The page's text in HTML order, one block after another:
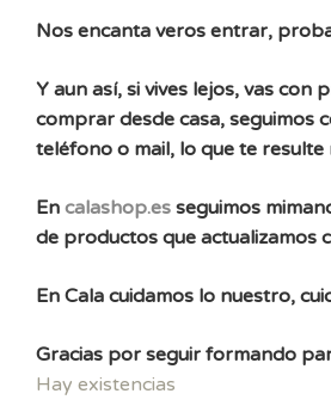
Nos encanta veros entrar,
Y aun así, si vives lejos, vas con
comprar desde casa, seguimos
teléfono o mail, lo que te resulte
En calashop.es seguimos
de productos que actualizamos
En Cala cuidamos lo nuestro,
Gracias por seguir formando
Hay existencias